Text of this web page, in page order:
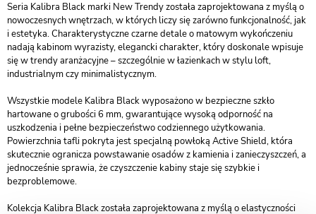
Seria Kalibra Black marki New Trendy została zaprojektowana z myślą o
nowoczesnych wnętrzach, w których liczy się zarówno funkcjonalność, jak
i estetyka. Charakterystyczne czarne detale o matowym wykończeniu
nadają kabinom wyrazisty, elegancki charakter, który doskonale wpisuje
się w trendy aranżacyjne – szczególnie w łazienkach w stylu loft,
industrialnym czy minimalistycznym.
Wszystkie modele Kalibra Black wyposażono w bezpieczne szkło
hartowane o grubości 6 mm, gwarantujące wysoką odporność na
uszkodzenia i pełne bezpieczeństwo codziennego użytkowania.
Powierzchnia tafli pokryta jest specjalną powłoką Active Shield, która
skutecznie ogranicza powstawanie osadów z kamienia i zanieczyszczeń, a
jednocześnie sprawia, że czyszczenie kabiny staje się szybkie i
bezproblemowe.
Kolekcja Kalibra Black została zaprojektowana z myślą o elastyczności